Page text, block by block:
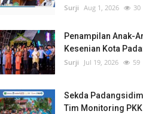
Surji Aug 1, 2026 30
Penampilan Anak-
Kesenian Kota
Surji Jul 19, 2026 59
Sekda
Tim Monitoring